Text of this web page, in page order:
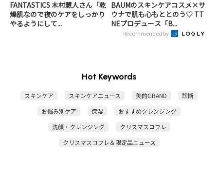
FANTASTICS 木村慧人さん「乾
燥肌なので夜のケアをしっかり
やるようにして...
BAUMのスキンケアコスメ×サ
ウナで肌も心もととのう♡ TT
NEプロデュース「B...
Recommended by
Hot Keywords
スキンケア スキンケアニュース 美的GRAND
診断
お悩み別ケア
保湿
おすすめクレンジング
洗顔・クレンジング
クリスマスコフレ
クリスマスコフレ＆限定品ニュース